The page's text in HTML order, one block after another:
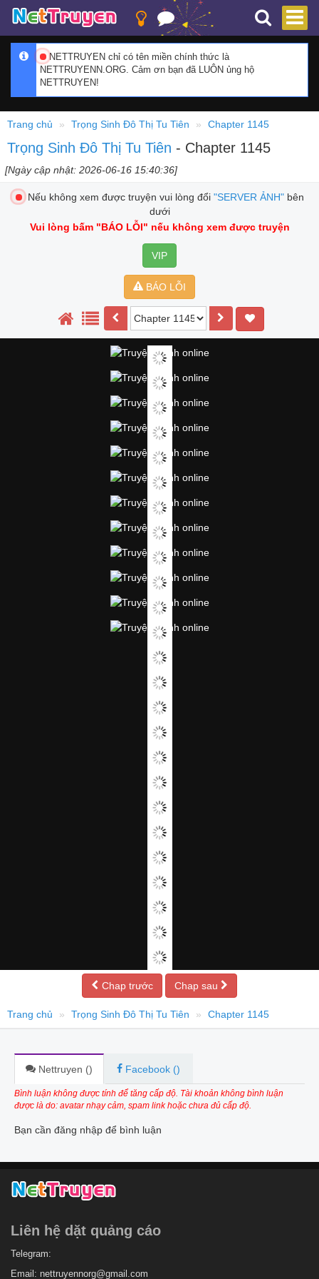
NETTRUYEN chỉ có tên miền chính thức là
NETTRUYENN.ORG. Cảm ơn bạn đã LUÔN ủng hộ
NETTRUYEN!
Trang chủ Trọng Sinh Đô Thị Tu Tiên Chapter 1145
Trọng Sinh Đô Thị Tu Tiên - Chapter 1145
[Ngày cập nhật: 2026-06-16 15:40:36]
Nếu không xem được truyện vui lòng đổi "SERVER ẢNH"bên
dưới
Vui lòng bấm "BÁO LỖI" nếu không xem được truyện
VIP
BÁO LỖI
Chap trước Chap sau
Trang chủ Trọng Sinh Đô Thị Tu Tiên Chapter 1145
Nettruyen () Facebook ()
Bình luận không được tính để tăng cấp độ. Tài khoản không bình luận
được là do: avatar nhạy cảm, spam link hoặc chưa đủ cấp độ.
Bạn cần đăng nhập để bình luận
Liên hệ dặt quảng cáo
Telegram:
Email: nettruyennorg@gmail.com